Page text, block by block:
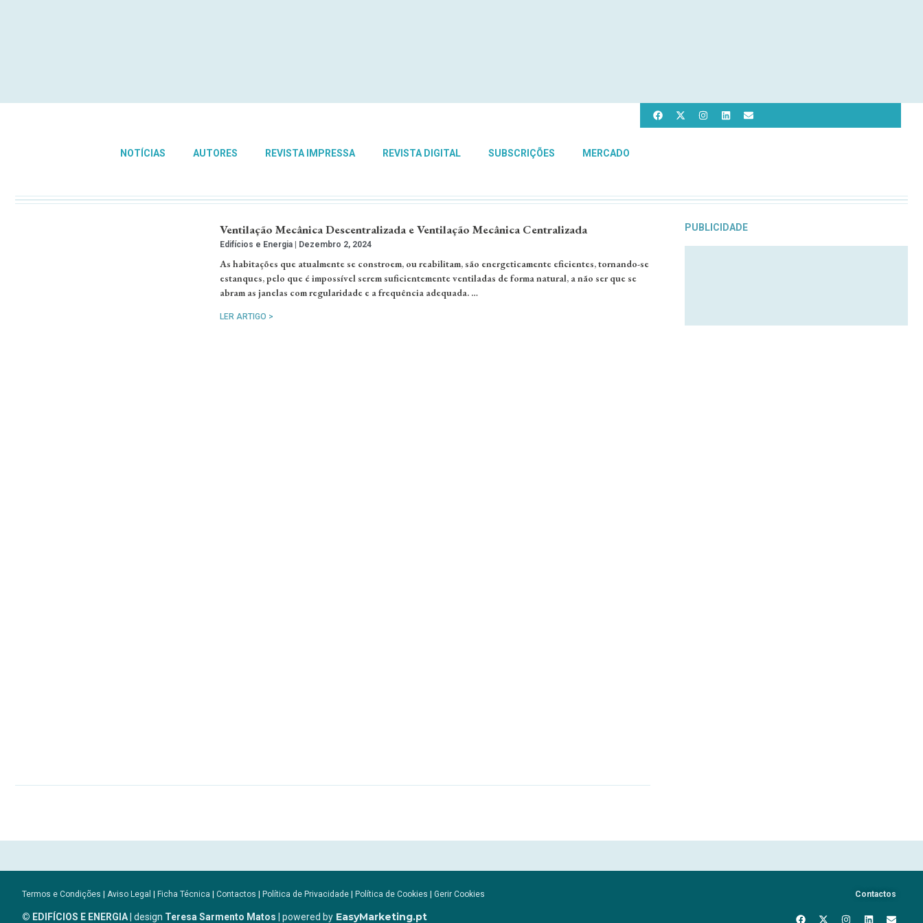
NOTÍCIAS AUTORES REVISTA IMPRESSA REVISTA DIGITAL SUBSCRIÇÕES MERCADO
Ventilação Mecânica Descentralizada e Ventilação Mecânica Centralizada
Edifícios e Energia Dezembro 2, 2024
As habitações que atualmente se constroem, ou reabilitam, são energeticamente eficientes, tornando-se
estanques, pelo que é impossível serem suficientemente ventiladas de forma natural, a não ser que se
abram as janelas com regularidade e a frequência adequada. …
LER ARTIGO >
PUBLICIDADE
Termos e Condições | Aviso Legal | Ficha Técnica | Contactos | Política de Privacidade | Política de Cookies | Gerir Cookies
© EDIFÍCIOS E ENERGIA| design Teresa Sarmento Matos | powered by EasyMarketing.pt
Contactos